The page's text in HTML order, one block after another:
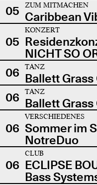
05
ZUM MITMACHEN
Caribbean
05
KONZERT
NICHT SO
06
TANZ
Ballett Grass
06
TANZ
Ballett Grass
06
VERSCHIEDENES
Sommer im
NotreDuo
06
CLUB
ECLIPSE
Bass